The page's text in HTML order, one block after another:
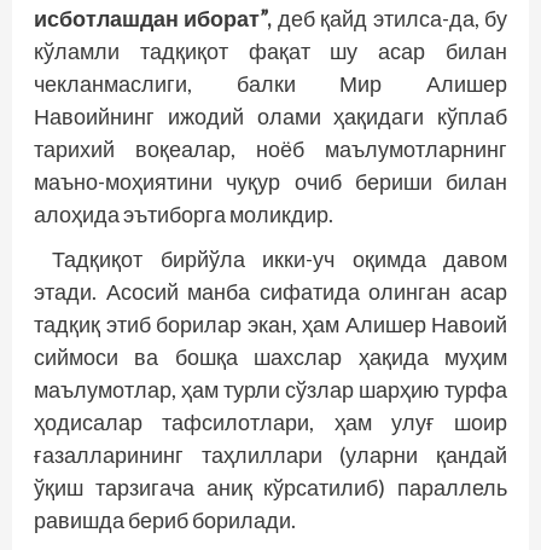
исботлашдан иборат”, деб қайд этилса-да, бу
кўламли тадқиқот фақат шу асар билан
чекланмаслиги, балки Мир Алишер
Навоийнинг ижодий олами ҳақидаги кўплаб
тарихий воқеалар, ноёб маълумотларнинг
маъно-моҳиятини чуқур очиб бериши билан
алоҳида эътиборга моликдир.
Тадқиқот бирйўла икки-уч оқимда давом
этади. Асосий манба сифатида олинган асар
тадқиқ этиб борилар экан, ҳам Алишер Навоий
сиймоси ва бошқа шахслар ҳақида муҳим
маълумотлар, ҳам турли сўзлар шарҳию турфа
ҳодисалар тафсилотлари, ҳам улуғ шоир
ғазалларининг таҳлиллари (уларни қандай
ўқиш тарзигача аниқ кўрсатилиб) параллель
равишда бериб борилади.